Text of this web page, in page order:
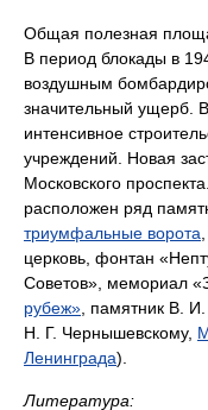
Общая полезная
В период блокады в
воздушным
значительный ущерб.
интенсивное
учреждений. Новая
Московского
расположен ряд
триумфальные ворота
церковь, фонтан
Советов», мемориал
рубеж» , памятник В.
Н. Г. Чернышевскому,
Ленинграда).
Литература: